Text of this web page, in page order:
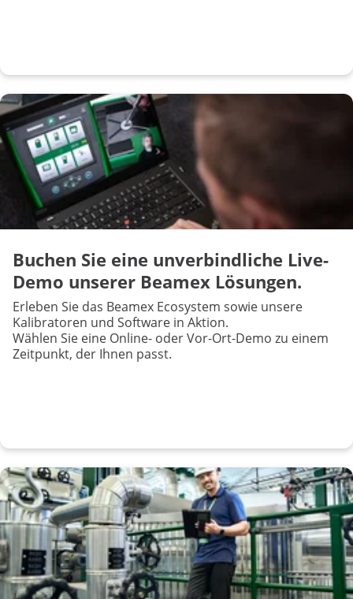
Buchen Sie eine unverbindliche Live-
Demo unserer Beamex Lösungen.
Erleben Sie das Beamex Ecosystem sowie unsere
Kalibratoren und Software in Aktion.
Wählen Sie eine Online- oder Vor-Ort-Demo zu einem
Zeitpunkt, der Ihnen passt.